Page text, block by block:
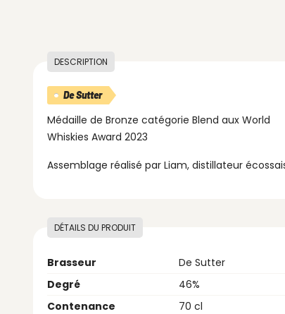
DESCRIPTION
De Sutter
Médaille de Bronze catégorie Blend aux World
Whiskies Award 2023
Assemblage réalisé par Liam, distillateur
DÉTAILS DU PRODUIT
Brasseur
De Sutter
Degré
46%
Contenance
70 cl